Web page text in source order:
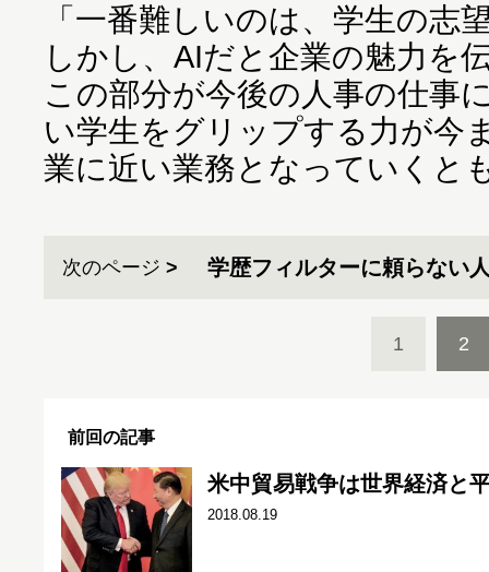
「一番難しいのは、学生の志
しかし、AIだと企業の魅力を
この部分が今後の人事の仕事
い学生をグリップする力が今
業に近い業務となっていくと
次のページ 学歴フィルターに頼らない
1 2
前回の記事
米中貿易戦争は世界経済と
2018.08.19